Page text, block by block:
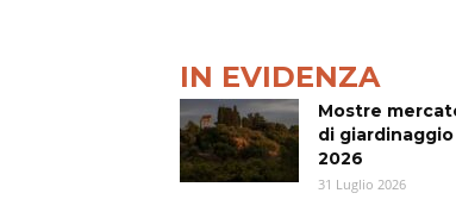
IN EVIDENZA
Mostre
di
2026
31 Luglio 2026